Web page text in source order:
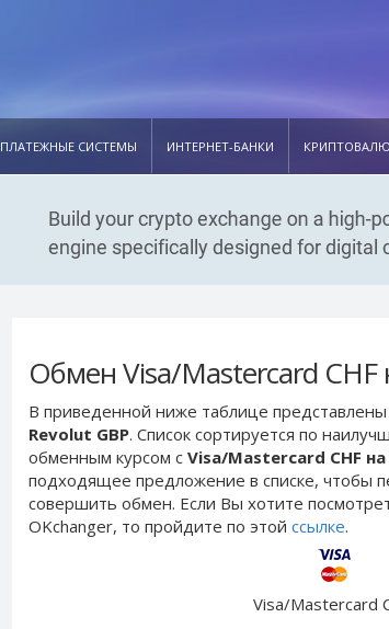
ПЛАТЕЖНЫЕ СИСТЕМЫ ИНТЕРНЕТ-БАНКИ
Обмен Visa/Mastercard CHF
В приведенной ниже таблице
Revolut GBP. Список сортируется по
обменным курсом с Visa/Mastercard CHF на
подходящее предложение в списке, чтобы
совершить обмен. Если Вы хотите
OKchanger, то пройдите по этой ссылке.
Visa/Mastercard